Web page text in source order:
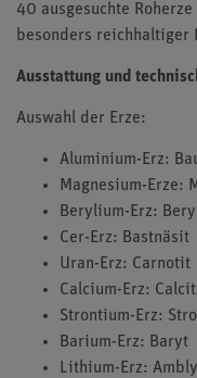
40 ausgesuchte
besonders reichhaltiger
Ausstattung und
Auswahl der Erze:
Aluminium-Erz:
Magnesium-Erze:
Berylium-Erz:
Cer-Erz: Bastnäsit
Uran-Erz: Carnotit
Calcium-Erz: Calcit
Strontium-Erz:
Barium-Erz: Baryt
Lithium-Erz: